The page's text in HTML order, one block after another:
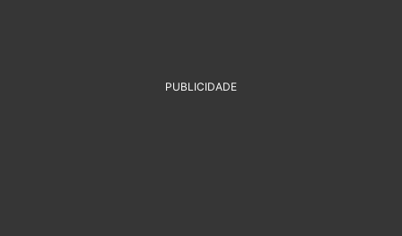
PUBLICIDADE